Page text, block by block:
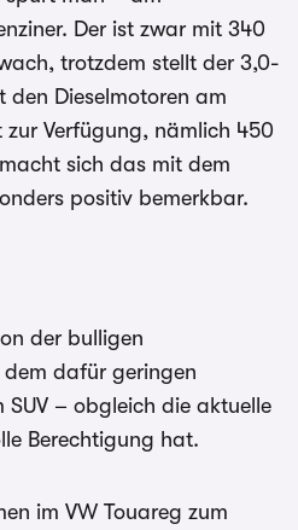
Der ist zwar mit 340
trotzdem stellt der 3,0-
den Dieselmotoren am
zur Verfügung, nämlich 450
sich das mit dem
positiv bemerkbar.
der bulligen
dafür geringen
SUV – obgleich die aktuelle
Berechtigung hat.
im VW Touareg zum